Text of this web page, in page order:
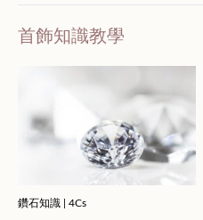
首飾知識教學
鑽石知識 | 4Cs